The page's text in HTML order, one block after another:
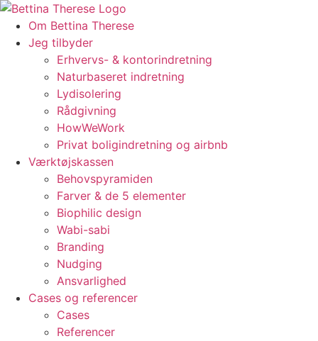
Videre
indhold
Om Bettina Therese
Jeg tilbyder
Erhvervs- & kontorindretning
Naturbaseret indretning
Lydisolering
Rådgivning
HowWeWork
Privat boligindretning og airbnb
Værktøjskassen
Behovspyramiden
Farver & de 5 elementer
Biophilic design
Wabi-sabi
Branding
Nudging
Ansvarlighed
Cases og referencer
Cases
Referencer